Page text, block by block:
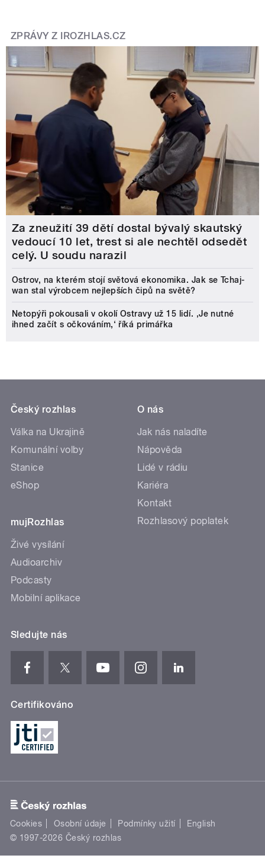
ZPRÁVY Z IROZHLAS.CZ
Za zneužití 39 dětí dostal bývalý skautský
vedoucí 10 let, trest si ale nechtěl odsedět
celý. U soudu narazil
Ostrov, na kterém stojí světová ekonomika. Jak se Tchaj-
wan stal výrobcem nejlepších čipů na světě?
Netopýři pokousali v okolí Ostravy už 15 lidí. ‚Je nutné
ihned začít s očkováním,‘ říká primářka
Český rozhlas
Válka na Ukrajině
Komunální volby
Stanice
eShop
mujRozhlas
Živé vysílání
Audioarchiv
Podcasty
Mobilní aplikace
O nás
Jak nás naladíte
Nápověda
Lidé v rádiu
Kariéra
Kontakt
Rozhlasový poplatek
Sledujte nás
Certifikováno
Cookies Osobní údaje Podmínky užití
English
© 1997-2026 Český rozhlas